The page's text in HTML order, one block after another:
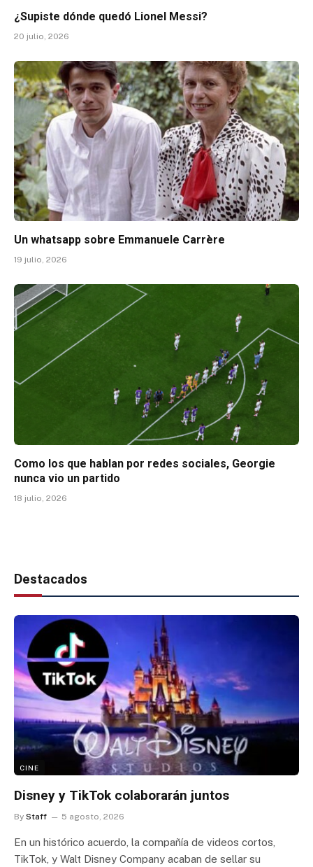
¿Supiste dónde quedó Lionel Messi?
20 julio, 2026
Un whatsapp sobre Emmanuele Carrère
19 julio, 2026
Como los que hablan por redes sociales, Georgie
nunca vio un partido
18 julio, 2026
Destacados
CINE
Disney y TikTok colaborarán juntos
By Staff 5 agosto, 2026
En un histórico acuerdo, la compañía de videos cortos,
TikTok, y Walt Disney Company acaban de sellar su